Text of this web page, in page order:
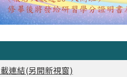
連結(另開新視窗)